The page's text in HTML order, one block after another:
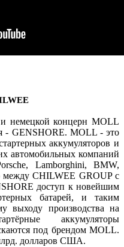
немецкой концерн MOLL
- GENSHORE. MOLL - это
аккумуляторов и
автомобильных компаний
Lamborghini, BMW,
между CHILWEE GROUP с
доступ к новейшим
батарей, и таким
выходу производства на
аккумуляторы
под брендом MOLL.
долларов США.